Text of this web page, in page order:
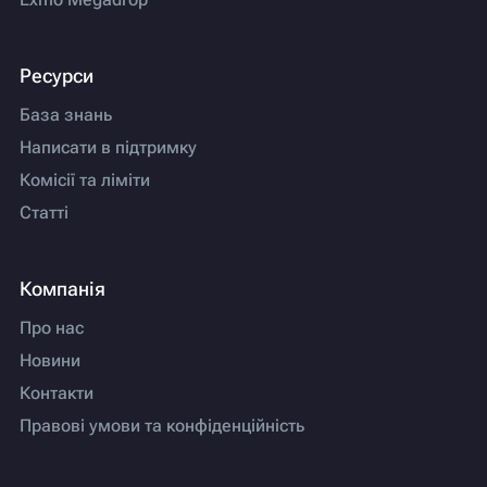
Ресурси
База знань
Написати в підтримку
Комісії та ліміти
Статті
Компанія
Про нас
Новини
Контакти
Правові умови та конфіденційність